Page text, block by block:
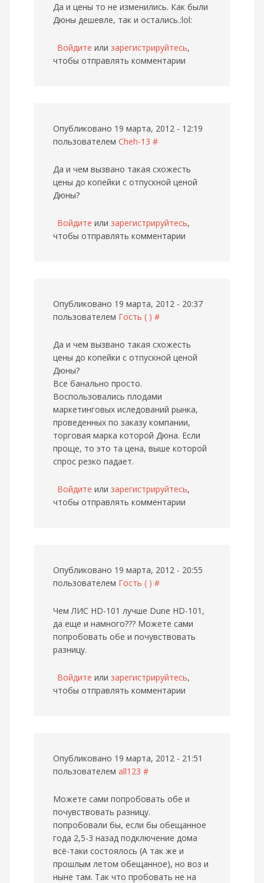
Да и цены то не изменились. Как были
Дюны дешевле, так и остались.:lol:
Войдите или зарегистрируйтесь,
чтобы отправлять комментарии
Опубликовано 19 марта, 2012 - 12:19
пользователем Cheh-13 #
Да и чем вызвано такая схожесть
цены до копейки с отпускной ценой
Дюны?
Войдите или зарегистрируйтесь,
чтобы отправлять комментарии
Опубликовано 19 марта, 2012 - 20:37
пользователем Гость ( ) #
Да и чем вызвано такая схожесть
цены до копейки с отпускной ценой
Дюны?
Все банально просто.
Воспользовались плодами
маркетинговых иследований рынка,
проведенных по заказу компании,
торговая марка которой Дюна. Если
проще, то это та цена, выше которой
спрос резко падает.
Войдите или зарегистрируйтесь,
чтобы отправлять комментарии
Опубликовано 19 марта, 2012 - 20:55
пользователем Гость ( ) #
Чем ЛИС HD-101 лучше Dune HD-101,
да еще и намного??? Можете сами
попробовать обе и почувствовать
разницу.
Войдите или зарегистрируйтесь,
чтобы отправлять комментарии
Опубликовано 19 марта, 2012 - 21:51
пользователем all123 #
Можете сами попробовать обе и
почувствовать разницу.
попробовали бы, если бы обещанное
года 2,5-3 назад подключение дома
всё-таки состоялось (А так же и
прошлым летом обещанное), но воз и
ныне там. Так что пробовать не на